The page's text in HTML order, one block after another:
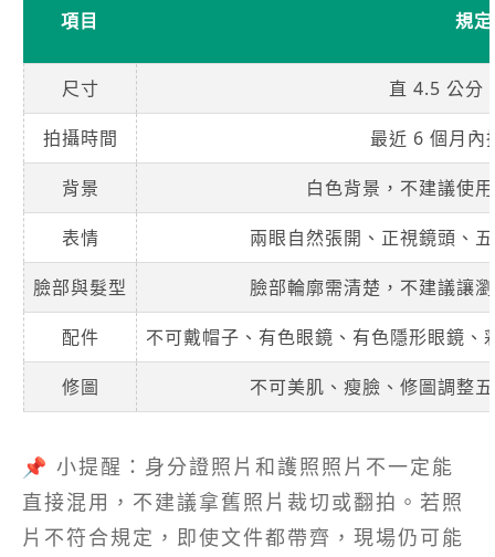
項目 規
尺寸 直 4.5 公分
拍攝時間 最近 6 個月內
背景 白色背景，不建議使
表情 兩眼自然張開、正視鏡頭、
臉部與髮型 臉部輪廓需清楚，不建議讓
配件 不可戴帽子、有色眼鏡、有色隱形眼鏡
修圖 不可美肌、瘦臉、修圖調整
📌 小提醒：身分證照片和護照照片不一定能
直接混用，不建議拿舊照片裁切或翻拍。若照
片不符合規定，即使文件都帶齊，現場仍可能